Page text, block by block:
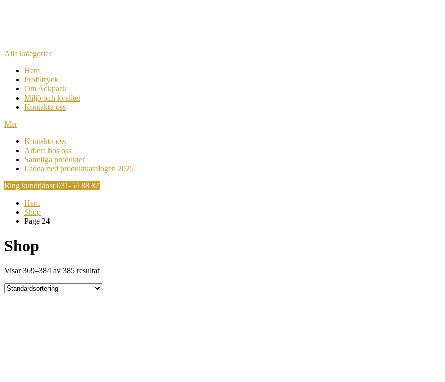
Alla kategorier
Hem
Profiltryck
Om Ackpack
Miljö och kvalitet
Kontakta oss
Mer
Kontakta oss
Arbeta hos oss
Samtliga produkter
Ladda ned produktkatalogen 2025
Ring kundtjänst 031-54 88 87
Hem
Shop
Page 24
Shop
Visar 369–384 av 385 resultat